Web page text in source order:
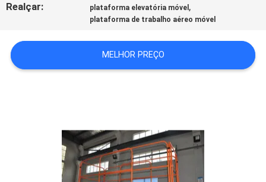
SOLICITE UM
ORÇAMENTO
MAPA
POLÍTICA
Realçar: plataforma elevatória móvel ,
plataforma de trabalho aéreo móvel
MELHOR PREÇO